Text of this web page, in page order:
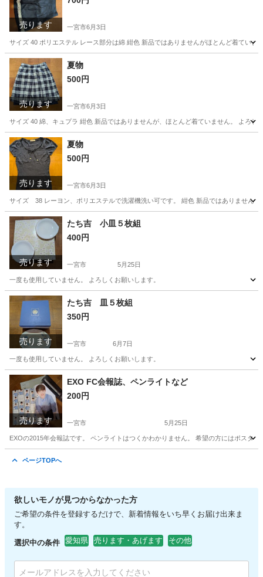
売ります 一宮市6月3日
サイズ 40 ポリエステル レース部分は綿 紺色 新品ではありませんがほとんど着ていま
愛知 一宮市 スカート
売ります
夏物
500円
一宮市6月3日
サイズ 40 綿、キュプラ 紺色 新品ではありませんが、ほとんど着ていません。 よろし
愛知 一宮市 スカート
売ります
夏物
500円
一宮市6月3日
サイズ 38 レーヨン、ポリエステルで洗濯機洗い可です。 紺色 新品ではありません。
愛知 一宮市 ブラウス 夏物
売ります
たち吉 小皿５枚組
400円
一宮市 5月25日
一度も使用していません。 よろしくお願いします。
愛知 一宮市 食器 たち吉
売ります
たち吉 皿５枚組
350円
一宮市 6月7日
一度も使用していません。 よろしくお願いします。
愛知 一宮市 たち吉
売ります
EXO FC会報誌、ペンライトなど
200円
一宮市 5月25日
EXOの2015年会報誌です。 ペンライトはつくかわかりません。 希望の方にはポスタ
ページTOPへ
欲しいモノが見つからなかった方
ご希望の条件を登録するだけで、新着情報をいち早くお届け出来ま
す。
選択中の条件 愛知県 売ります・あげます その他